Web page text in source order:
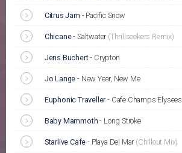
Citrus Jam - Pacific Snow
Chicane- Saltwater (Thrillseekers Remix)
Jens Buchert- Crypton
Jo Lange - New Year, New Me
Euphonic Traveller - Cafe Champs Elysees
Baby Mammoth - Long Stroke
Starlive Cafe - Playa Del Mar (Chillout Mix)